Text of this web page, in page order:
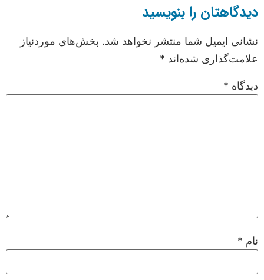
دیدگاهتان را بنویسید
نشانی ایمیل شما منتشر نخواهد شد. بخش‌های موردنیاز
علامت‌گذاری شده‌اند *
دیدگاه *
نام *